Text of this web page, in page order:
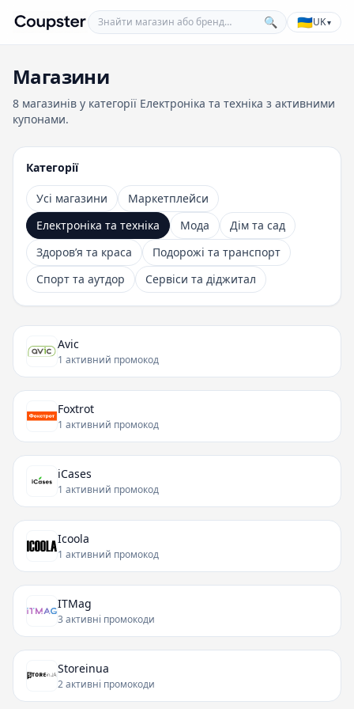
Coupster
Знайти магазин або бренд 🔍 🇺🇦UK▾
Магазини
8 магазинів у категорії Електроніка та техніка з активними
купонами.
Категорії
Усі магазини
Маркетплейси
Електроніка та техніка
Мода
Дім та сад
Здоровʼя та краса
Подорожі та транспорт
Спорт та аутдор
Сервіси та діджитал
Avic
1 активний промокод
Foxtrot
1 активний промокод
iCases
1 активний промокод
Icoola
1 активний промокод
ITMag
3 активні промокоди
Storeinua
2 активні промокоди